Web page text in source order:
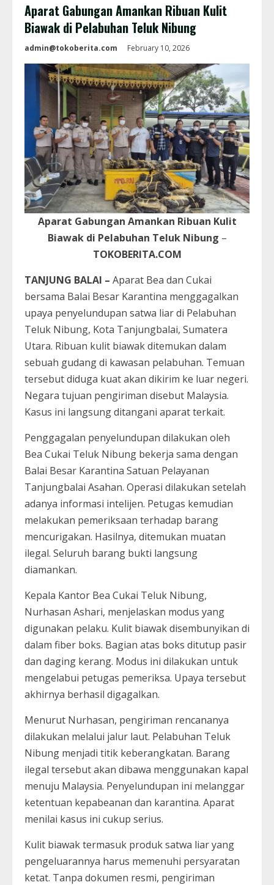
Aparat Gabungan Amankan Ribuan Kulit
Biawak di Pelabuhan Teluk Nibung
admin@tokoberita.com February 10, 2026
Aparat Gabungan Amankan Ribuan Kulit
Biawak di Pelabuhan Teluk Nibung –
TOKOBERITA.COM
TANJUNG BALAI – Aparat Bea dan Cukai
bersama Balai Besar Karantina menggagalkan
upaya penyelundupan satwa liar di Pelabuhan
Teluk Nibung, Kota Tanjungbalai, Sumatera
Utara. Ribuan kulit biawak ditemukan dalam
sebuah gudang di kawasan pelabuhan. Temuan
tersebut diduga kuat akan dikirim ke luar negeri.
Negara tujuan pengiriman disebut Malaysia.
Kasus ini langsung ditangani aparat terkait.
Penggagalan penyelundupan dilakukan oleh
Bea Cukai Teluk Nibung bekerja sama dengan
Balai Besar Karantina Satuan Pelayanan
Tanjungbalai Asahan. Operasi dilakukan setelah
adanya informasi intelijen. Petugas kemudian
melakukan pemeriksaan terhadap barang
mencurigakan. Hasilnya, ditemukan muatan
ilegal. Seluruh barang bukti langsung
diamankan.
Kepala Kantor Bea Cukai Teluk Nibung,
Nurhasan Ashari, menjelaskan modus yang
digunakan pelaku. Kulit biawak disembunyikan di
dalam fiber boks. Bagian atas boks ditutup pasir
dan daging kerang. Modus ini dilakukan untuk
mengelabui petugas pemeriksa. Upaya tersebut
akhirnya berhasil digagalkan.
Menurut Nurhasan, pengiriman rencananya
dilakukan melalui jalur laut. Pelabuhan Teluk
Nibung menjadi titik keberangkatan. Barang
ilegal tersebut akan dibawa menggunakan kapal
menuju Malaysia. Penyelundupan ini melanggar
ketentuan kepabeanan dan karantina. Aparat
menilai kasus ini cukup serius.
Kulit biawak termasuk produk satwa liar yang
pengeluarannya harus memenuhi persyaratan
ketat. Tanpa dokumen resmi, pengiriman